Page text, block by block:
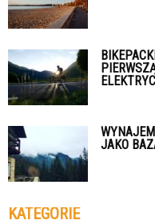
JAKO
KATEGORIE